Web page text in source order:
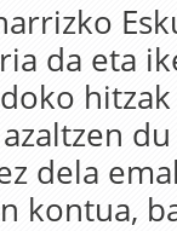
da eta
dela
kontua,